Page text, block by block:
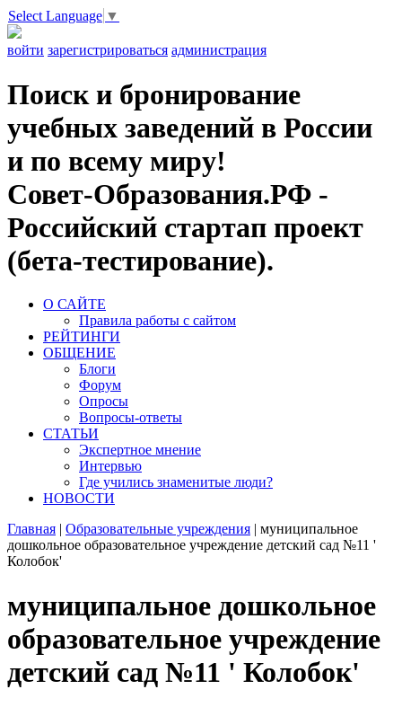
Select Language ▼
войти зарегистрироваться администрация
Поиск и бронирование
учебных заведений в России
и по всему миру!
Совет-Образования.РФ -
Российский стартап проект
(бета-тестирование).
О САЙТЕ
Правила работы с сайтом
РЕЙТИНГИ
ОБЩЕНИЕ
Блоги
Форум
Опросы
Вопросы-ответы
СТАТЬИ
Экспертное мнение
Интервью
Где учились знаменитые люди?
НОВОСТИ
Главная | Образовательные учреждения | муниципальное
дошкольное образовательное учреждение детский сад №11 '
Колобок'
муниципальное дошкольное
образовательное учреждение
детский сад №11 ' Колобок'